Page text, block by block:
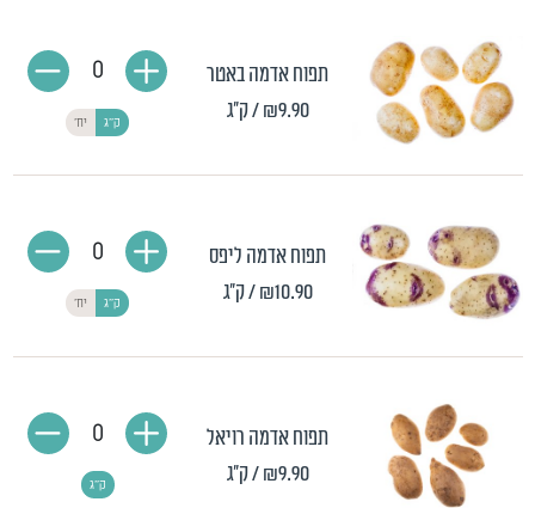
תפוח אדמה באטר
₪9.90 / ק"ג ק"ג יח'
0
תפוח אדמה ליפס
₪10.90 / ק"ג ק"ג יח'
0
תפוח אדמה רויאל
₪9.90 / ק"ג ק"ג
0